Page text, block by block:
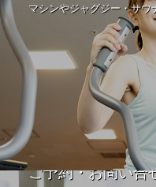
マシンやジャグジー・サウ
ご予約・お問い合